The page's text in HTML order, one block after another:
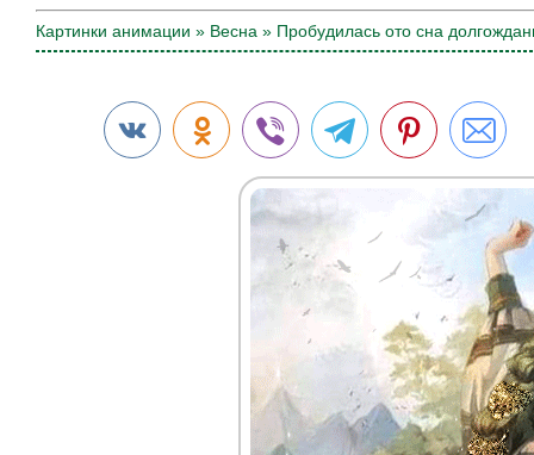
Картинки анимации » Весна » Пробудилась ото сна